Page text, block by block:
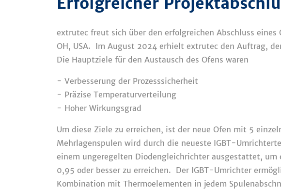
extrutec freut sich über den erfolgreichen Abschluss
OH, USA. Im August 2024 erhielt extrutec den Auftrag,
Die Hauptziele für den Austausch des Ofens waren
- Verbesserung der Prozesssicherheit
- Präzise Temperaturverteilung
- Hoher Wirkungsgrad
Um diese Ziele zu erreichen, ist der neue Ofen mit 5
Mehrlagenspulen wird durch die neueste IGBT-
einem ungeregelten Diodengleichrichter ausgestattet,
0,95 oder besser zu erreichen. Der IGBT-Umrichter
Kombination mit Thermoelementen in jedem